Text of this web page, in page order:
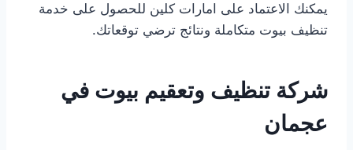
يمكنك الاعتماد على امارات كلين للحصول على خدمة
تنظيف بيوت متكاملة ونتائج ترضي توقعاتك.
شركة تنظيف وتعقيم بيوت في
عجمان